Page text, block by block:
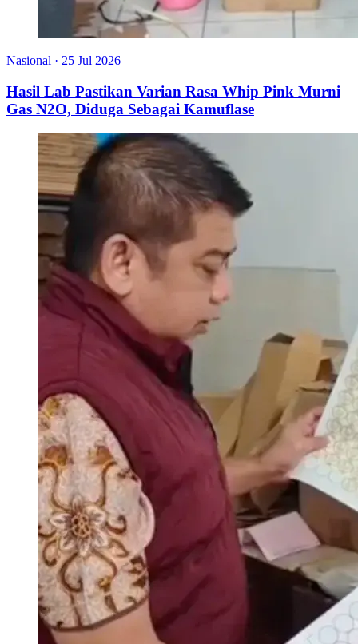
Nasional · 25 Jul 2026
Hasil Lab Pastikan Varian Rasa Whip Pink Murni
Gas N2O, Diduga Sebagai Kamuflase